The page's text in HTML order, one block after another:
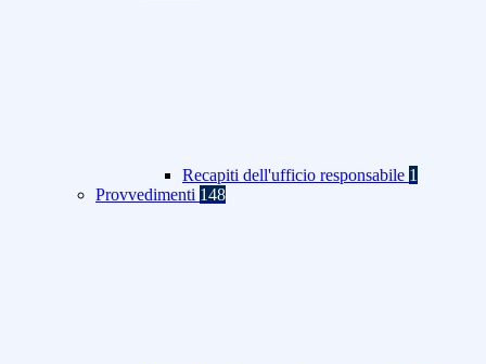
Recapiti dell'ufficio responsabile 1
Provvedimenti 148